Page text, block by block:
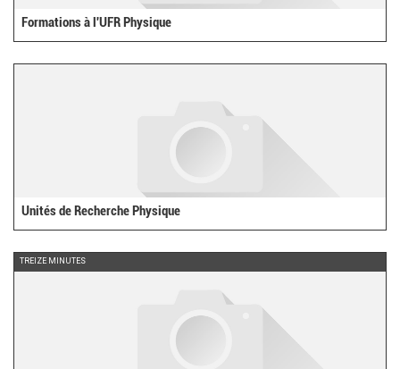
Formations à l'UFR Physique
Unités de Recherche Physique
TREIZE MINUTES